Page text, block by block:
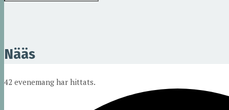
Nääs
42 evenemang har hittats.